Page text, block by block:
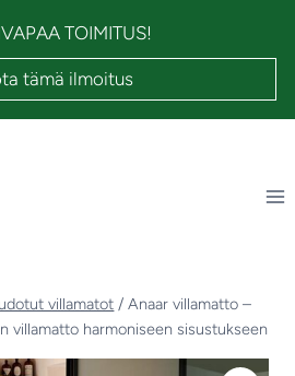
TOIMITUS!
tämä ilmoitus
villamatot / Anaar villamatto –
villamatto harmoniseen sisustukseen